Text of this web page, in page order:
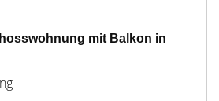
mit Balkon in